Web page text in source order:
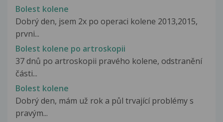
Bolest kolene
Dobrý den, jsem 2x po operaci kolene 2013,2015,
prvni...
Bolest kolene po artroskopii
37 dnů po artroskopii pravého kolene, odstranění
části...
Bolest kolene
Dobrý den, mám už rok a půl trvající problémy s
pravým...